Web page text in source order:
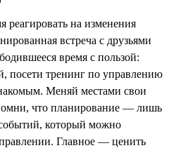
на изменения
встреча с друзьями
время с пользой:
посети тренинг по управлению
Меняй местами свои
что планирование — лишь
который можно
Главное — ценить